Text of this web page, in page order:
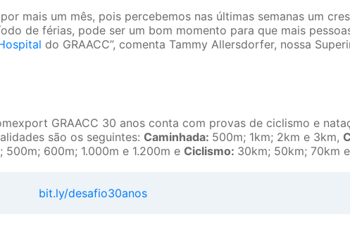
mais um mês, pois percebemos nas últimas semanas um
de férias, pode ser um bom momento para que mais
do GRAACC”, comenta Tammy Allersdorfer, nossa
GRAACC 30 anos conta com provas de ciclismo e
são os seguintes: Caminhada: 500m; 1km; 2km e 3km,
500m; 600m; 1.000m e 1.200m e Ciclismo: 30km; 50km; 70km
bit.ly/desafio30anos